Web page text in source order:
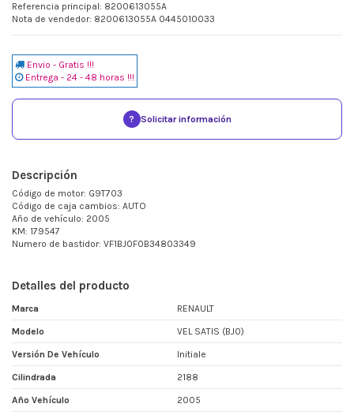
Referencia principal: 8200613055A
Nota de vendedor: 8200613055A 0445010033
Envio - Gratis !!!
Entrega - 24 - 48 horas !!!
? Solicitar información
Descripción
Código de motor: G9T703
Código de caja cambios: AUTO
Año de vehículo: 2005
KM: 179547
Numero de bastidor: VF1BJ0F0B34803349
Detalles del producto
Marca RENAULT
Modelo VEL SATIS (BJ0)
Versión De Vehículo Initiale
Cilindrada 2188
Año Vehículo 2005